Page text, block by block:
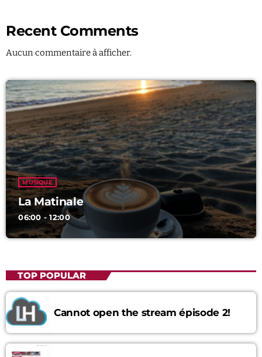
Recent Comments
Aucun commentaire à afficher.
MUSIQUE
La Matinale
06:00 - 12:00
TOP POPULAR
Cannot open the stream épisode 2!